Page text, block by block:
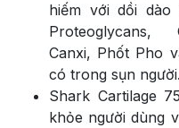
hiếm với dồi
Proteoglycans,
Canxi, Phốt Pho
có trong sụn người.
Shark Cartilage
khỏe người dùng